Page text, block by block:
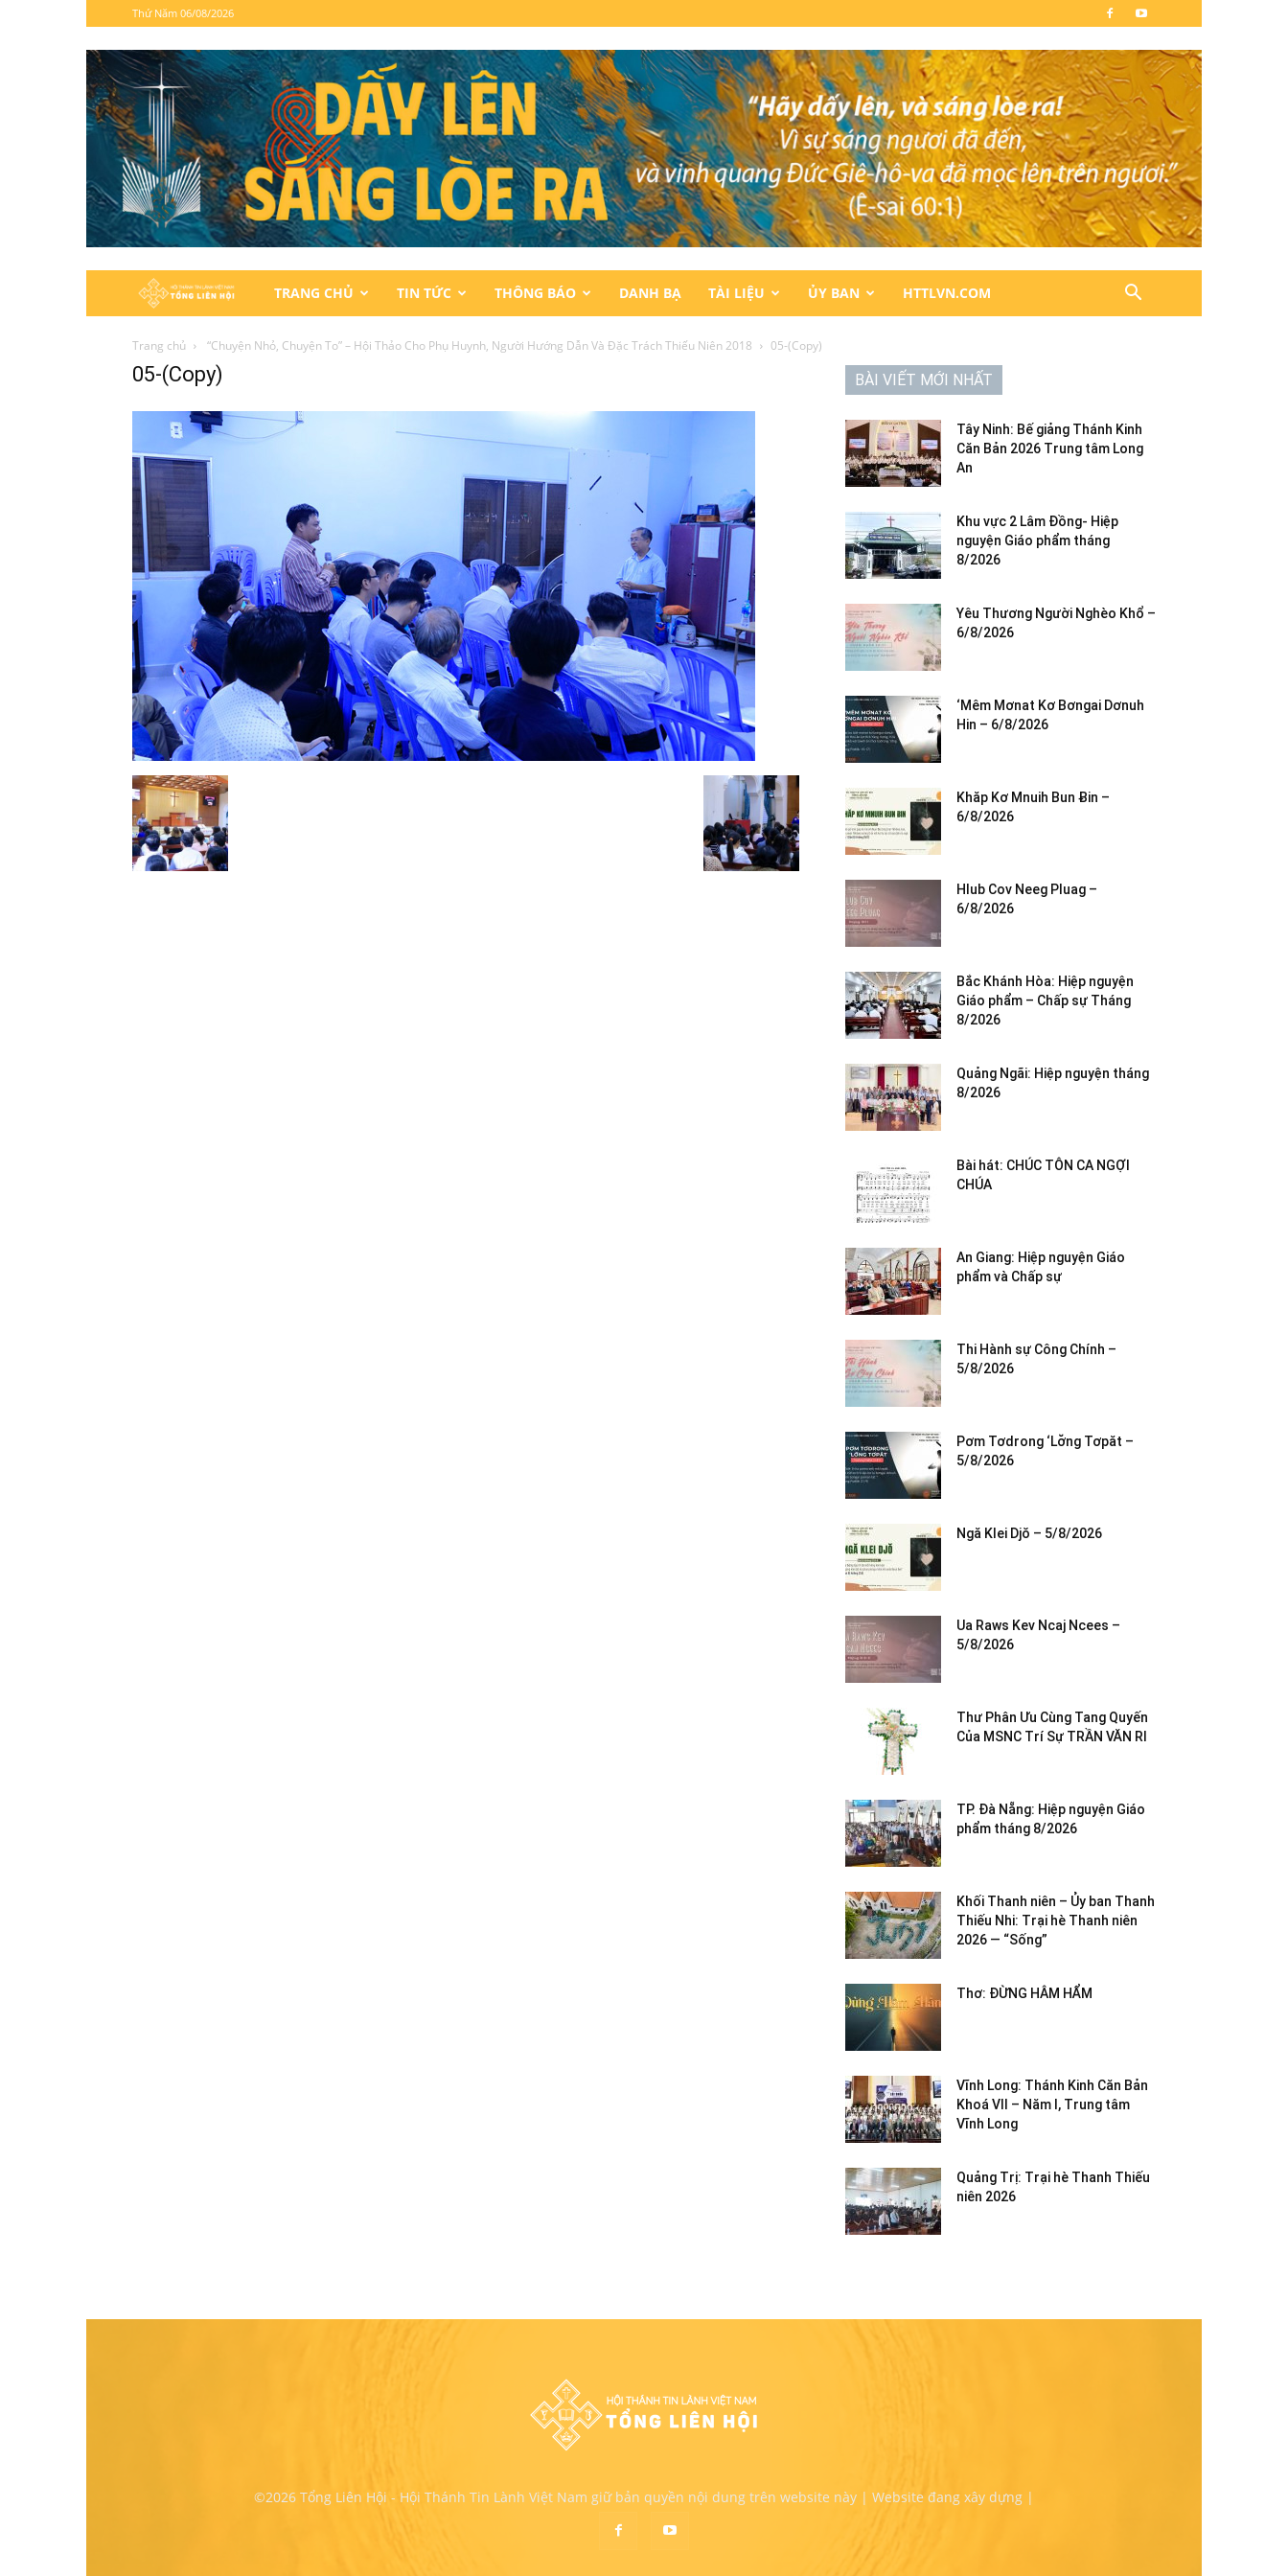
Thứ Năm 06/08/2026
Hội
Thánh
Lành
Nam
TRANG CHỦ TIN TỨC THÔNG BÁO DANH BẠ TÀI LIỆU ỦY BAN HTTLVN.COM
Trang chủ “Chuyện Nhỏ, Chuyện To” – Hội Thảo Cho Phụ Huynh, Người Hướng Dẫn Và Đặc Trách Thiếu Niên 2018 05-(Copy)
05-(Copy) BÀI VIẾT MỚI NHẤT
Tây Ninh: Bế giảng Thánh Kinh
Căn Bản 2026 Trung tâm Long
An
Khu vực 2 Lâm Đồng- Hiệp
nguyện Giáo phẩm tháng
8/2026
Yêu Thương Người Nghèo Khổ –
6/8/2026
‘Mêm Mơnat Kơ Bơngai Dơnuh
Hin – 6/8/2026
Khăp Kơ Mnuih Bun Ƀin –
6/8/2026
Hlub Cov Neeg Pluag –
6/8/2026
Bắc Khánh Hòa: Hiệp nguyện
Giáo phẩm – Chấp sự Tháng
8/2026
Quảng Ngãi: Hiệp nguyện tháng
8/2026
Bài hát: CHÚC TÔN CA NGỢI
CHÚA
An Giang: Hiệp nguyện Giáo
phẩm và Chấp sự
Thi Hành sự Công Chính –
5/8/2026
Pơm Tơdrong ‘Lơ̆ng Tơpăt –
5/8/2026
Ngă Klei Djŏ – 5/8/2026
Ua Raws Kev Ncaj Ncees –
5/8/2026
Thư Phân Ưu Cùng Tang Quyến
Của MSNC Trí Sự TRẦN VĂN RI
TP. Đà Nẵng: Hiệp nguyện Giáo
phẩm tháng 8/2026
Khối Thanh niên – Ủy ban Thanh
Thiếu Nhi: Trại hè Thanh niên
2026 — “Sống”
Thơ: ĐỪNG HÂM HẨM
Vĩnh Long: Thánh Kinh Căn Bản
Khoá VII – Năm I, Trung tâm
Vĩnh Long
Quảng Trị: Trại hè Thanh Thiếu
niên 2026
©2026 Tổng Liên Hội - Hội Thánh Tin Lành Việt Nam giữ bản quyền nội dung trên website này | Website đang xây dựng |